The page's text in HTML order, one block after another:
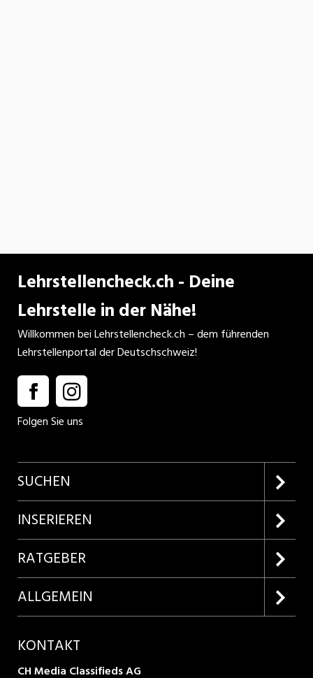
Lehrstellencheck.ch - Deine
Lehrstelle in der Nähe!
Willkommen bei Lehrstellencheck.ch – dem führenden
Lehrstellenportal der Deutschschweiz!
Folgen Sie uns
SUCHEN
Firmenprofile entdecken
Lehrstellen suchen
INSERIEREN
Kundenlogin
Inserieren
Produkte
RATGEBER
Lehrberufe entdecken
ALLGEMEIN
AGB
KONTAKT
CH Media Classifieds AG